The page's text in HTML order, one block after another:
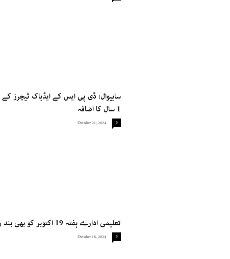
ساہیوال: ڈی پی ایس کے ایڈہاک ٹیچرز
1 سال کا اضافہ
October 21, 2024 0
تعلیمی ادارے ہفتہ 19 اکتوبر کو بھی بند رکھنے کا فیصلہ
October 18, 2024 0